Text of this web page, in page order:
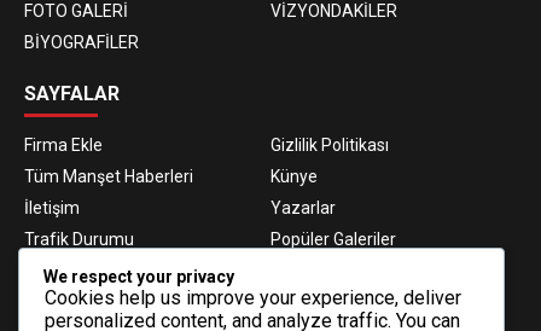
FOTO GALERİ
VİZYONDAKİLER
BİYOGRAFİLER
SAYFALAR
Firma Ekle
Gizlilik Politikası
Tüm Manşet Haberleri
Künye
İletişim
Yazarlar
Trafik Durumu
Popüler Galeriler
Nöbetçi Eczaneler
Hava Durumu
Haber Gönder
We respect your privacy
Cookies help us improve your experience, deliver
personalized content, and analyze traffic. You can